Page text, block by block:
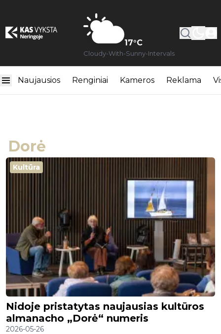
17°C
Cloudy-With-Sunny-Intervals
Naujausios Renginiai Kameros Reklama
Dorė
Kultūra
Nidoje pristatytas naujausias kultūros
almanacho „Dorė“ numeris
2026-05-26